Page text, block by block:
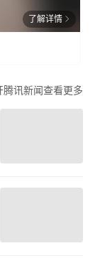
了解详情
腾讯新闻查看更多